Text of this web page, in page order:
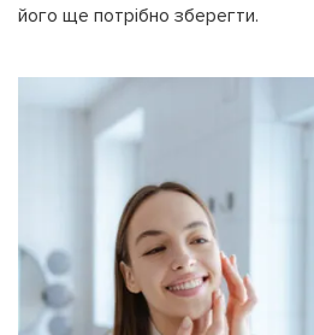
його ще потрібно зберегти.